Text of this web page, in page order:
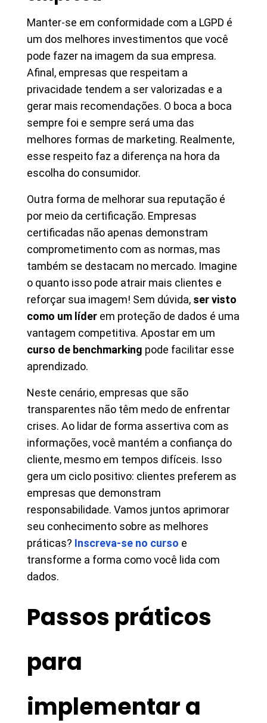
Manter-se em conformidade com a LGPD é
um dos melhores investimentos que você
pode fazer na imagem da sua empresa.
Afinal, empresas que respeitam a
privacidade tendem a ser valorizadas e a
gerar mais recomendações. O boca a boca
sempre foi e sempre será uma das
melhores formas de marketing. Realmente,
esse respeito faz a diferença na hora da
escolha do consumidor.
Outra forma de melhorar sua reputação é
por meio da certificação. Empresas
certificadas não apenas demonstram
comprometimento com as normas, mas
também se destacam no mercado. Imagine
o quanto isso pode atrair mais clientes e
reforçar sua imagem! Sem dúvida, ser visto
como um líder em proteção de dados é uma
vantagem competitiva. Apostar em um
curso de benchmarking pode facilitar esse
aprendizado.
Neste cenário, empresas que são
transparentes não têm medo de enfrentar
crises. Ao lidar de forma assertiva com as
informações, você mantém a confiança do
cliente, mesmo em tempos difíceis. Isso
gera um ciclo positivo: clientes preferem as
empresas que demonstram
responsabilidade. Vamos juntos aprimorar
seu conhecimento sobre as melhores
práticas? Inscreva-se no curso e
transforme a forma como você lida com
dados.
Passos práticos
para
implementar a